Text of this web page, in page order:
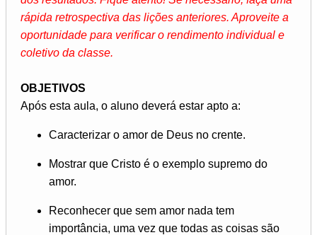
rápida retrospectiva das lições anteriores. Aproveite a
oportunidade para verificar o rendimento individual e
coletivo da classe.
OBJETIVOS
Após esta aula, o aluno deverá estar apto a:
Caracterizar o amor de Deus no crente.
Mostrar que Cristo é o exemplo supremo do
amor.
Reconhecer que sem amor nada tem
importância, uma vez que todas as coisas são